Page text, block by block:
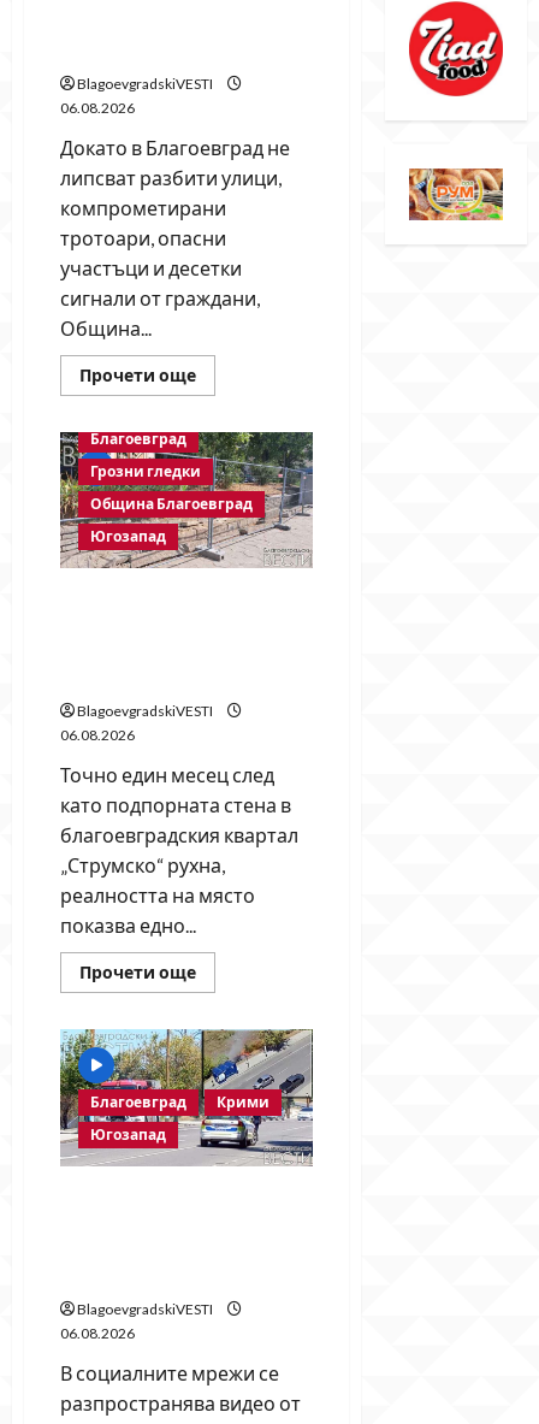
BlagoevgradskiVESTI
06.08.2026
Докато в Благоевград не
липсват разбити улици,
компрометирани
тротоари, опасни
участъци и десетки
сигнали от граждани,
Община...
Прочети ощеRead
more
ограничители
насред
пешеходна
зона
–
поредното
безсмислено
харчене
Благоевград
Грозни гледки
Община Благоевград
Югозапад
BlagoevgradskiVESTI
06.08.2026
Точно един месец след
като подпорната стена в
благоевградския квартал
„Струмско“ рухна,
реалността на място
показва едно...
Прочети ощеRead
more
след
срутването:
Престъпното
безхаберие
на
Община
Благоевград
продължава!
Благоевград
Крими
Югозапад
BlagoevgradskiVESTI
06.08.2026
В социалните мрежи се
разпространява видео от